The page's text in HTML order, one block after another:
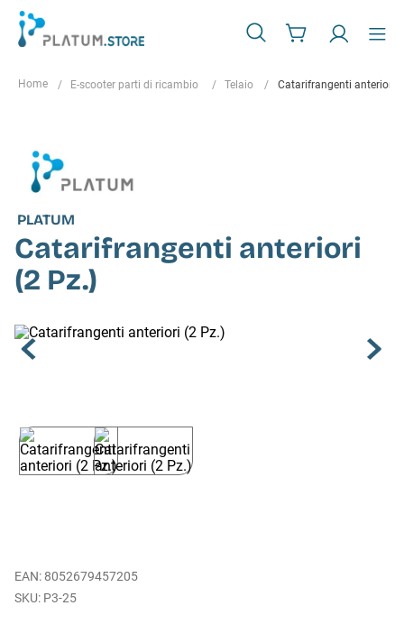
E-scooter parti di ricambio Telaio Catarifrangenti anteriori
PLATUM
Catarifrangenti anteriori
(2 Pz.)
EAN: 8052679457205
P3-25